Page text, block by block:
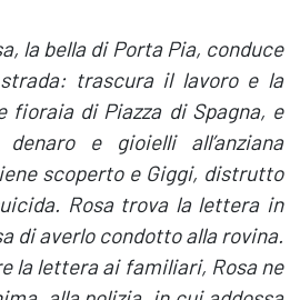
la bella di Porta Pia, conduce
trascura il lavoro e la
fioraia di Piazza di Spagna, e
e gioielli all’anziana
scoperto e Giggi, distrutto
Rosa trova la lettera in
di averlo condotto alla rovina.
la lettera ai familiari, Rosa ne